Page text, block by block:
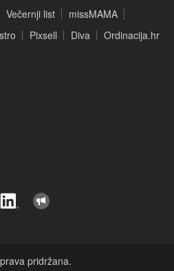
Večernji list
missMAMA
Pixsell Diva Ordinacija.hr
pridržana.